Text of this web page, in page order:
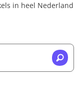
in heel Nederland